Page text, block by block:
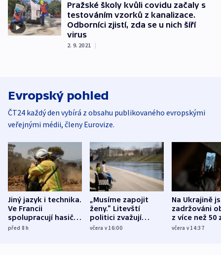
Pražské školy kvůli covidu začaly s
testováním vzorků z kanalizace.
Odborníci zjistí, zda se u nich šíří
virus
2. 9. 2021 |
Evropský pohled
ČT24 každý den vybírá z obsahu publikovaného evropskými
veřejnými médii, členy Eurovize.
Jiný jazyk i technika.
Ve Francii
spolupracují hasiči z
různých zemí
před 8h
„Musíme zapojit
ženy.“ Litevští
politici zvažují
dohodu o
včera v 16:00
Na Ukrajině
zadržováni
z více než 50
Bojovali na
včera v 14:37